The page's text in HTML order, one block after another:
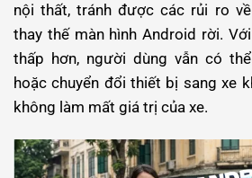
nội thất, tránh được các rủi ro
thay thế màn hình Android rời.
thấp hơn, người dùng vẫn có
hoặc chuyển đổi thiết bị sang xe
không làm mất giá trị của xe.